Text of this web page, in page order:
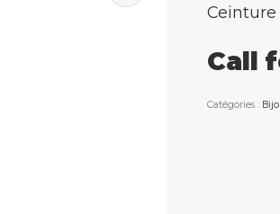
Ceinture
Call
Catégories :